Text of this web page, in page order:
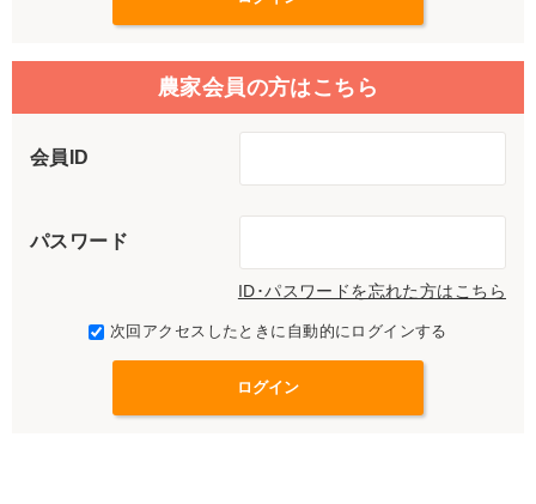
農家会員の方はこちら
会員ID
パスワード
ID･パスワードを忘れた方はこちら
次回アクセスしたときに自動的にログインする